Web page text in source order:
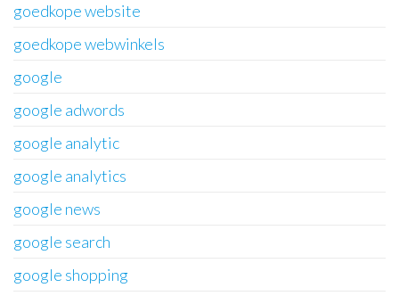
goedkope website
goedkope webwinkels
google
google adwords
google analytic
google analytics
google news
google search
google shopping